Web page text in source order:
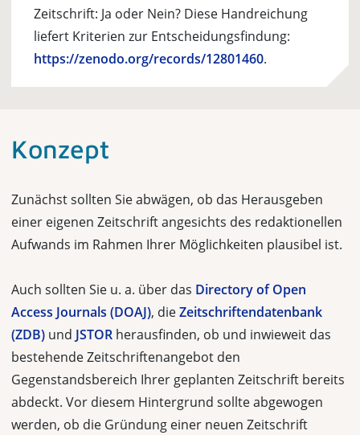
Zeitschrift: Ja oder Nein? Diese Handreichung
liefert Kriterien zur Entscheidungsfindung:
https://zenodo.org/records/12801460.
Konzept
Zunächst sollten Sie abwägen, ob das Herausgeben
einer eigenen Zeitschrift angesichts des redaktionellen
Aufwands im Rahmen Ihrer Möglichkeiten plausibel ist.
Auch sollten Sie u. a. über das Directory of Open
Access Journals (DOAJ), dieZeitschriftendatenbank
(ZDB) und JSTOR herausfinden, ob und inwieweit das
bestehende Zeitschriftenangebot den
Gegenstandsbereich Ihrer geplanten Zeitschrift bereits
abdeckt. Vor diesem Hintergrund sollte abgewogen
werden, ob die Gründung einer neuen Zeitschrift